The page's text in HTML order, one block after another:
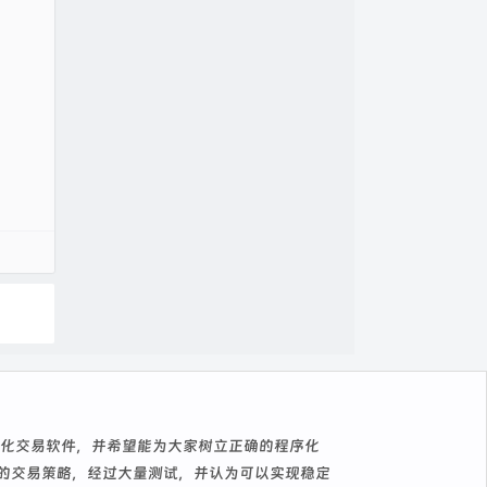
交易软件，并希望能为大家树立正确的程序化
交易策略，经过大量测试，并认为可以实现稳定